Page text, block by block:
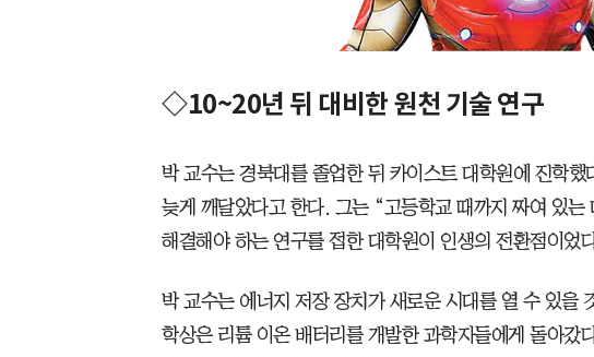
◇10~20년 뒤 대비한 원천 기술 연구
박 교수는 경북대를 졸업한 뒤 카이스트 대학원에 진학
늦게 깨달았다고 한다. 그는 “고등학교 때까지 짜여 있
해결해야 하는 연구를 접한 대학원이 인생의 전환점이었
박 교수는 에너지 저장 장치가 새로운 시대를 열 수 있을
학상은 리튬 이온 배터리를 개발한 과학자들에게 돌아갔